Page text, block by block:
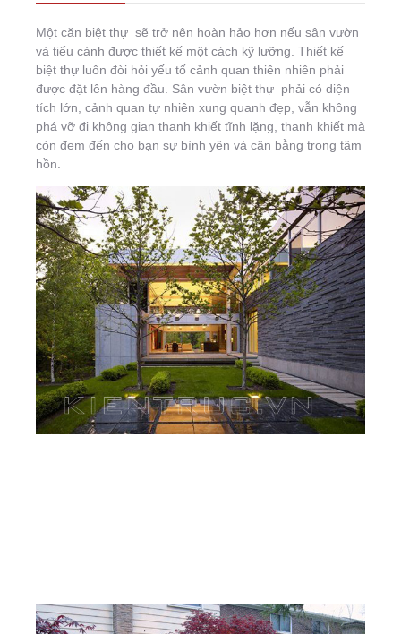
Một căn biệt thự sẽ trở nên hoàn hảo hơn nếu sân vườn
và tiểu cảnh được thiết kế một cách kỹ lưỡng. Thiết kế
biệt thự luôn đòi hỏi yếu tố cảnh quan thiên nhiên phải
được đặt lên hàng đầu. Sân vườn biệt thự phải có diện
tích lớn, cảnh quan tự nhiên xung quanh đẹp, vẫn không
phá vỡ đi không gian thanh khiết tĩnh lặng, thanh khiết mà
còn đem đến cho bạn sự bình yên và cân bằng trong tâm
hồn.